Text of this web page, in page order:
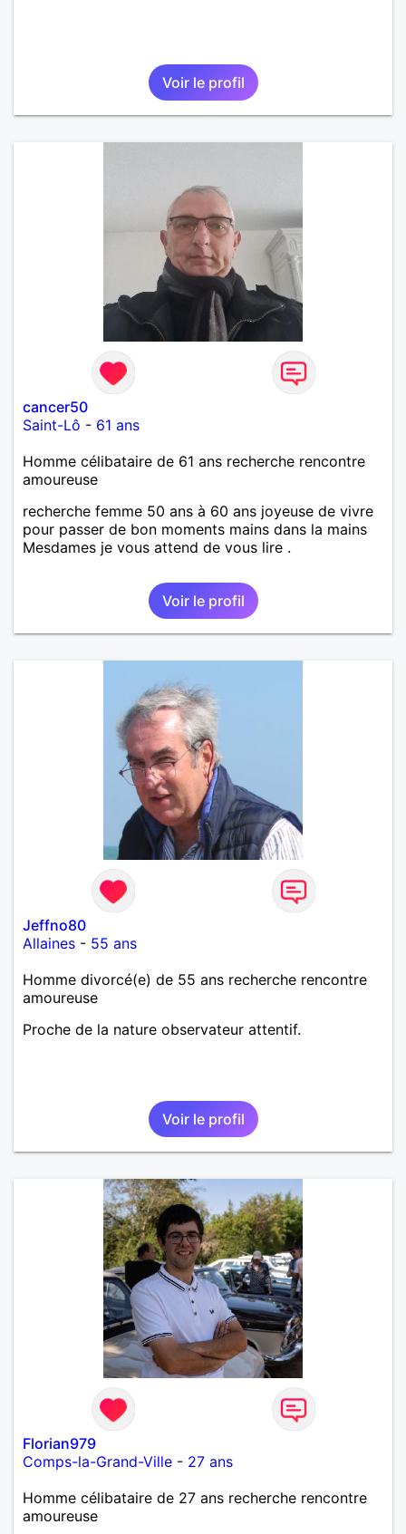
Voir le profil
cancer50
Saint-Lô - 61 ans
Homme célibataire de 61 ans recherche rencontre
amoureuse
recherche femme 50 ans à 60 ans joyeuse de vivre
pour passer de bon moments mains dans la mains
Mesdames je vous attend de vous lire .
Voir le profil
Jeffno80
Allaines - 55 ans
Homme divorcé(e) de 55 ans recherche rencontre
amoureuse
Proche de la nature observateur attentif.
Voir le profil
Florian979
Comps-la-Grand-Ville - 27 ans
Homme célibataire de 27 ans recherche rencontre
amoureuse